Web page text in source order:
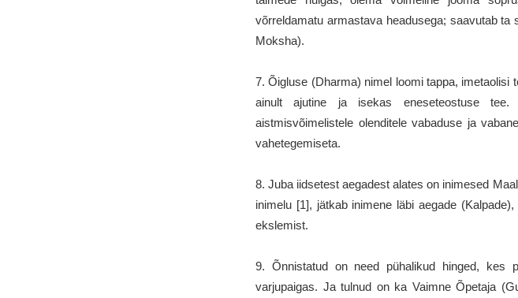
võrreldamatu armastava headusega; saavutab
Moksha).
7. Õigluse (Dharma) nimel loomi tappa, imetaolisi
ainult ajutine ja isekas eneseteostuse
aistmisvõimelistele olenditele vabaduse ja
vahetegemiseta.
8. Juba iidsetest aegadest alates on inimesed
inimelu [1], jätkab inimene läbi aegade
ekslemist.
9. Õnnistatud on need pühalikud hinged, kes
varjupaigas. Ja tulnud on ka Vaimne Õpetaja